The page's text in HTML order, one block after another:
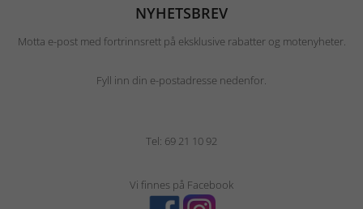
NYHETSBREV
Motta e-post med fortrinnsrett på eksklusive rabatter og motenyheter.
Fyll inn din e-postadresse nedenfor.
Tel: 69 21 10 92
Vi finnes på Facebook